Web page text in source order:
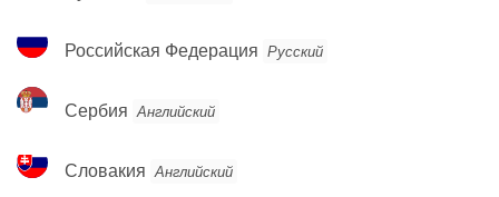
Российская
Федерация
Российская Федерация Русский
Сербия
Сербия Английский
Словакия
Словакия Английский